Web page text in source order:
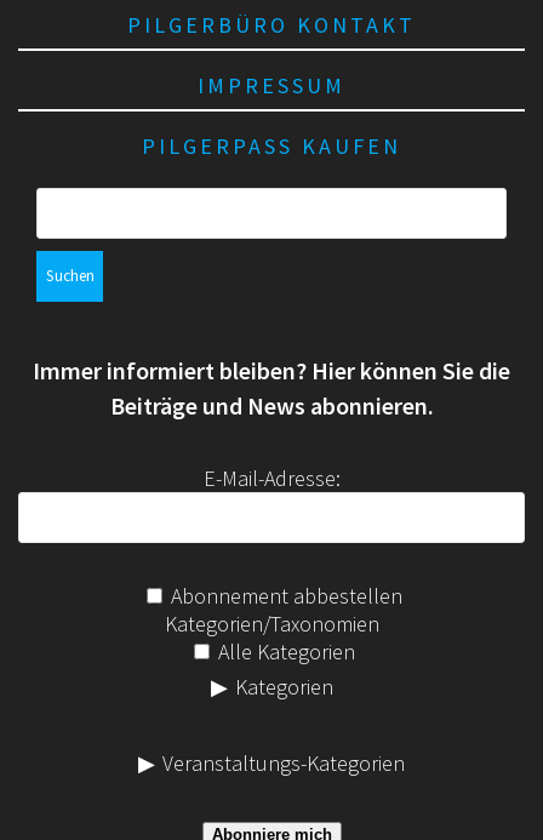
PILGERBÜRO KONTAKT
IMPRESSUM
PILGERPASS KAUFEN
n
a
:
Immer informiert bleiben? Hier können Sie die
Beiträge und News abonnieren.
E-Mail-Adresse:
Abonnement abbestellen
Kategorien/Taxonomien
Alle Kategorien
Kategorien
Veranstaltungs-Kategorien
Abonniere mich